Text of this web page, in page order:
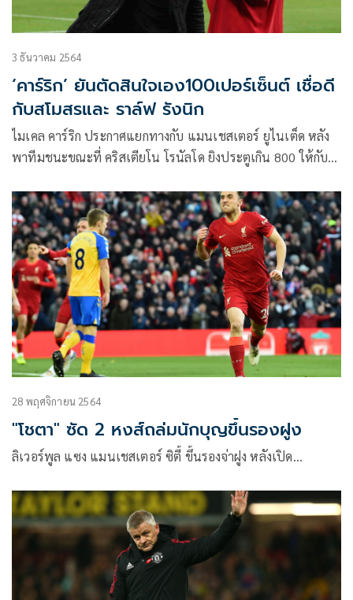
3 ธันวาคม 2564
‘คาร์ริก’ ยันตัดสินใจเอง100เปอร์เซ็นต์ เชื่อดี
กับสโมสรและ ราล์ฟ รังนิก
ไมเคล คาร์ริก ประกาศแยกทางกับ แมนเชสเตอร์ ยูไนเต็ด หลัง
พาทีมชนะขณะที่ คริสเตียโน โรนัลโด ยิงประตูเกิน 800 ให้กับ
3-2
28 พฤศจิกายน 2564
"โชตา" ซัด 2 หงส์ถล่มนักบุญขึ้นรองฝูง
ลิเวอร์พูล แซง แมนเชสเตอร์ ซิตี้ ขึ้นรองจ่าฝูง หลังเปิด…